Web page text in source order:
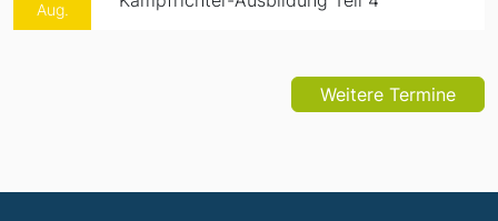
Aug.
Weitere Termine